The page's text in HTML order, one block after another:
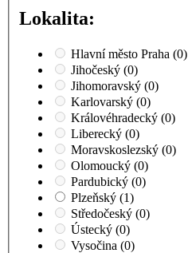
Lokalita:
Hlavní město Praha (0)
Jihočeský (0)
Jihomoravský (0)
Karlovarský (0)
Královéhradecký (0)
Liberecký (0)
Moravskoslezský (0)
Olomoucký (0)
Pardubický (0)
Plzeňský (1)
Středočeský (0)
Ústecký (0)
Vysočina (0)